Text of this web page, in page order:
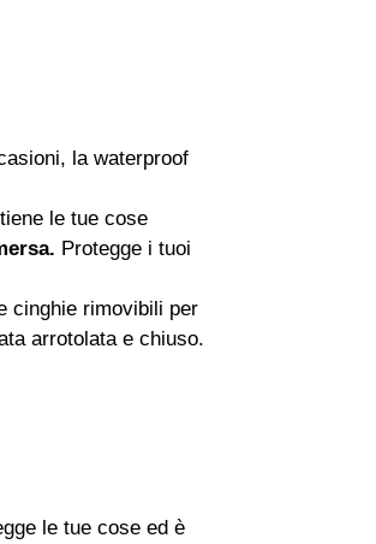
la waterproof
le tue cose
Protegge i tuoi
cinghie rimovibili per
arrotolata e chiuso.
le tue cose ed è